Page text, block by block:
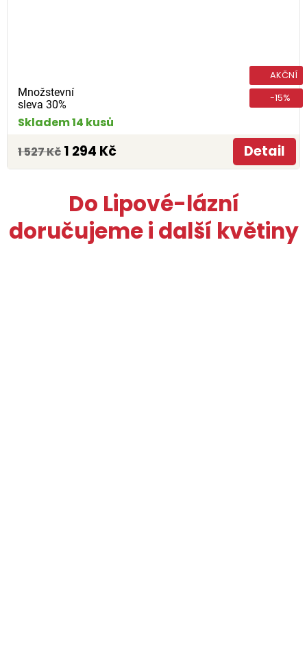
Množstevní
sleva 30%
AKČNÍ
-15%
Skladem 14 kusů
1 527 Kč 1 294 Kč Detail
Do Lipové-lázní
doručujeme i další květiny